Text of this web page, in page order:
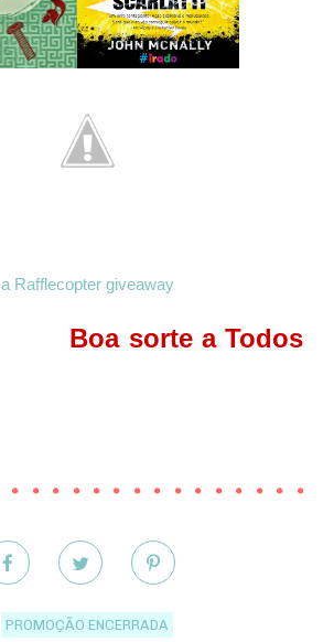
a Rafflecopter giveaway
Boa sorte a Todos
PROMOÇÃO ENCERRADA